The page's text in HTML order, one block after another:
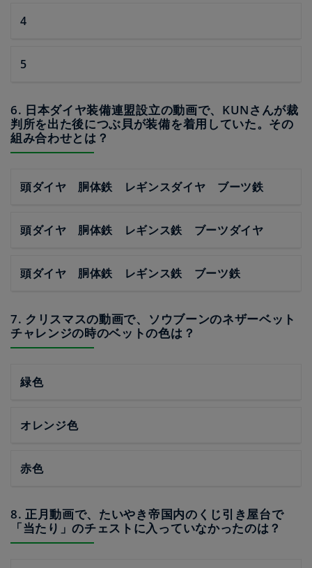
4
5
6. 日本ダイヤ装備連盟設立の動画で、KUNさんが裁
判所を出た後につぶ貝が装備を着用していた。その
組み合わせとは？
頭ダイヤ 胴体鉄 レギンスダイヤ ブーツ鉄
頭ダイヤ 胴体鉄 レギンス鉄 ブーツダイヤ
頭ダイヤ 胴体鉄 レギンス鉄 ブーツ鉄
7. クリスマスの動画で、ソウブーンのネザーベット
チャレンジの時のベットの色は？
緑色
オレンジ色
赤色
8. 正月動画で、たいやき帝国内のくじ引き屋台で
「当たり」のチェストに入っていなかったのは？